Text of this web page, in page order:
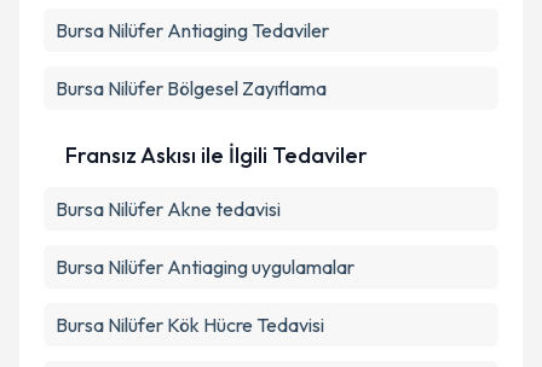
Bursa Nilüfer Antiaging Tedaviler
Bursa Nilüfer Bölgesel Zayıflama
Fransız Askısı ile İlgili Tedaviler
Bursa Nilüfer Akne tedavisi
Bursa Nilüfer Antiaging uygulamalar
Bursa Nilüfer Kök Hücre Tedavisi